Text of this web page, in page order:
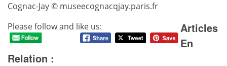
Cognac-Jay © museecognacqjay.paris.fr
Please follow and like us:
Articles
En
Relation :